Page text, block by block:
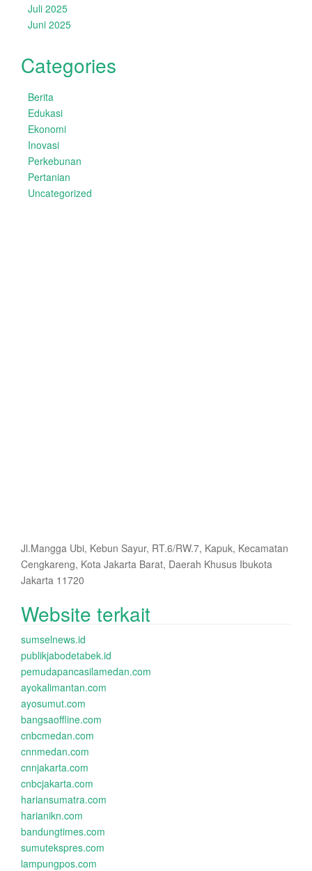
Juli 2025
Juni 2025
Categories
Berita
Edukasi
Ekonomi
Inovasi
Perkebunan
Pertanian
Uncategorized
Jl.Mangga Ubi, Kebun Sayur, RT.6/RW.7, Kapuk, Kecamatan
Cengkareng, Kota Jakarta Barat, Daerah Khusus Ibukota
Jakarta 11720
Website terkait
sumselnews.id
publikjabodetabek.id
pemudapancasilamedan.com
ayokalimantan.com
ayosumut.com
bangsaoffline.com
cnbcmedan.com
cnnmedan.com
cnnjakarta.com
cnbcjakarta.com
hariansumatra.com
harianikn.com
bandungtimes.com
sumutekspres.com
lampungpos.com